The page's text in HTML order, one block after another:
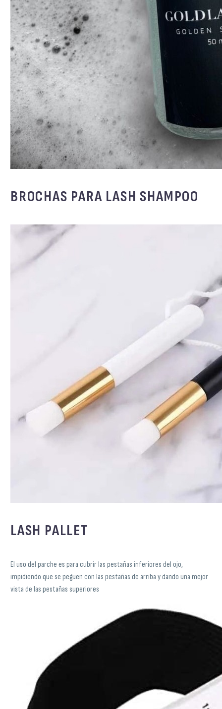
BROCHAS PARA LASH SHAMPOO
LASH PALLET
El uso del parche es para cubrir las pestañas inferiores del ojo,
impidiendo que se peguen con las pestañas de arriba y dando una mejor
vista de las pestañas superiores